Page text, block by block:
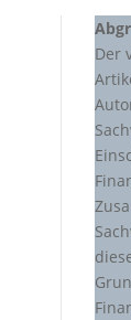
Der